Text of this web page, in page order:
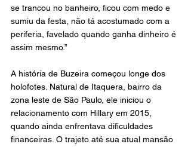
se trancou no banheiro, ficou com medo e
sumiu da festa, não tá acostumado com a
periferia, favelado quando ganha dinheiro é
assim mesmo.”
A história de Buzeira começou longe dos
holofotes. Natural de Itaquera, bairro da
zona leste de São Paulo, ele iniciou o
relacionamento com Hillary em 2015,
quando ainda enfrentava dificuldades
financeiras. O trajeto até sua atual mansão